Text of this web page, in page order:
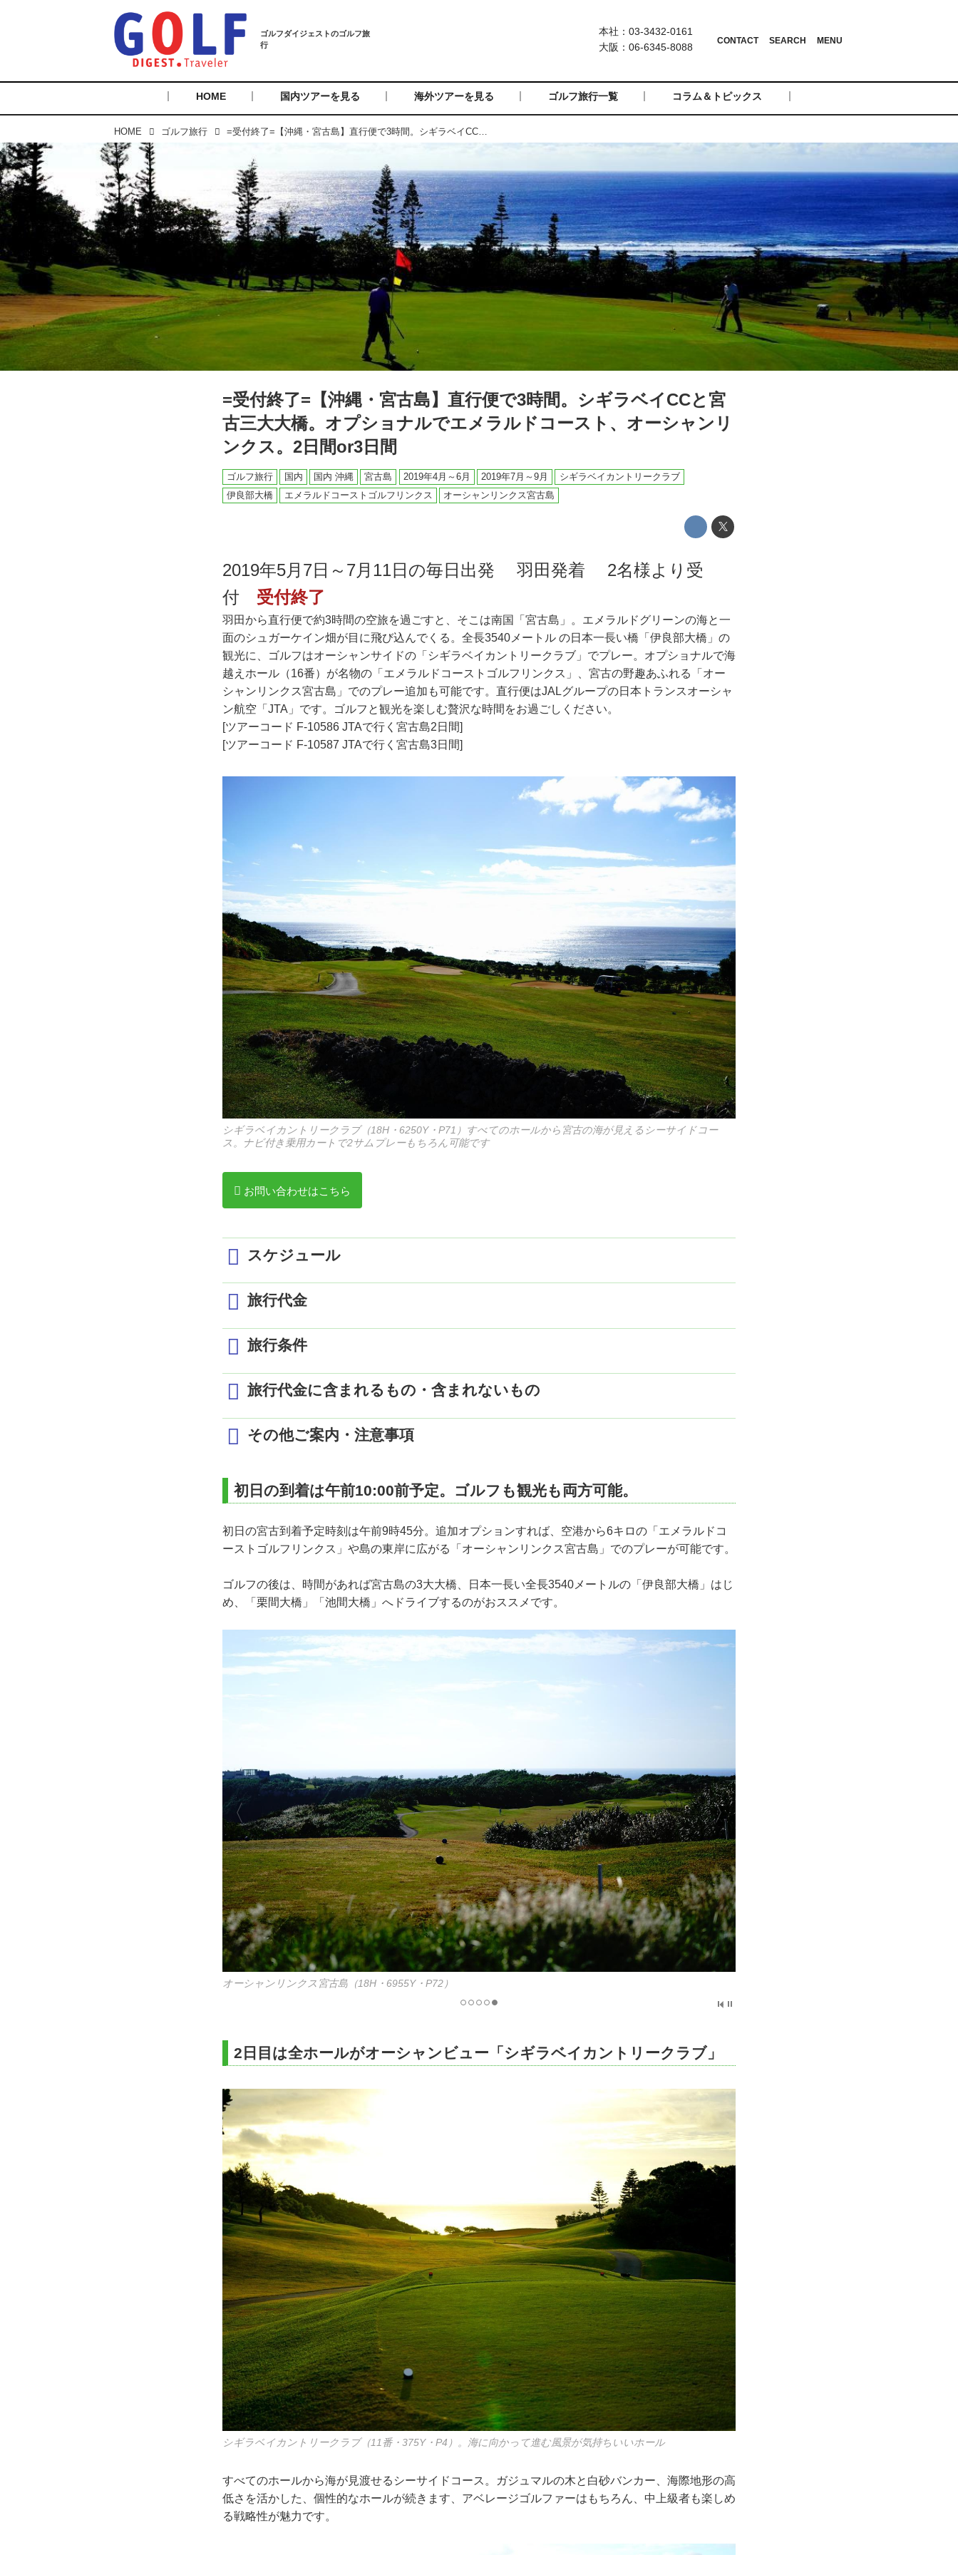
HOME 国内ツアーを見る 海外ツアーを見る ゴルフ旅行一覧 コラム＆トピックス
本社：03-3432-0161
大阪：06-6345-8088
HOME ゴルフ旅行 =受付終了=【沖縄・宮古島】直行便で3時間。シギラベイCCと宮古三大大橋。オプショナルでエメラルドコースト、オーシャンリンクス。2日間or3日間
=受付終了=【沖縄・宮古島】直行便で3時間。シギラベイCCと宮
古三大大橋。オプショナルでエメラルドコースト、オーシャンリ
ンクス。2日間or3日間
ゴルフ旅行 国内 国内 沖縄 宮古島 2019年4月～6月 2019年7月～9月
シギラベイカントリークラブ
伊良部大橋
エメラルドコーストゴルフリンクス オーシャンリンクス宮古島
2019年5月7日～7月11日の毎日出発 羽田発着 2名様より受
付 受付終了
羽田から直行便で約3時間の空旅を過ごすと、そこは南国「宮古島」。エメラルドグリーンの海と一
面のシュガーケイン畑が目に飛び込んでくる。全長3540メートル の日本一長い橋「伊良部大橋」の
観光に、ゴルフはオーシャンサイドの「シギラベイカントリークラブ」でプレー。オプショナルで海
越えホール（16番）が名物の「エメラルドコーストゴルフリンクス」、宮古の野趣あふれる「オー
シャンリンクス宮古島」でのプレー追加も可能です。直行便はJALグループの日本トランスオーシャ
ン航空「JTA」です。ゴルフと観光を楽しむ贅沢な時間をお過ごしください。
[ツアーコード F-10586 JTAで行く宮古島2日間]
[ツアーコード F-10587 JTAで行く宮古島3日間]
シギラベイカントリークラブ（18H・6250Y・P71）すべてのホールから宮古の海が見えるシーサイドコー
ス。ナビ付き乗用カートで2サムプレーもちろん可能です
お問い合わせはこちら
スケジュール
羽田(06:40)発 ✈ 宮古島(09:45)着
到着後、フリータイム。
ホテルピースアイランド宮古島市役所通り泊
朝食後、お客様各自にてゴルフ場へ。
シギラベイカントリークラブにて18Hプレー
宮古島(19:50)発 ✈ 羽田(22:25)着
3日目
朝食後、出発までフリータイム。
各自にて空港へ。
宮古島(19:50)発 ✈ 羽田(22:25)着
旅行代金
出発日／曜日 月～木 日
金・土
5/7～5/31
49,800 51,800
59,800
6/1～6/12
56,800 57,800
1名様1室利用追加代金
1,500
出発日／曜日 月～木 日
金・土
5/7～5/30
54,800 55,800
66,800
5/31～6/11
65,300 66,300
72,800
6/12～7/11
75,800 76,800
1名様1室利用追加代金
日数／クラス
Sクラス
（1300CCクラス）
WSクラス
（1800CCクラス）
同日
6,000
9,000
1泊2日
11,000
17,500
2泊3日
16,000 26,000
(単位：円)
セルフ・カート
1プレー追加代金
(単位：円)
オーシャンリンクス宮古島
セルフ・カート
平日
土・日
1プレー追加代金
7,000 9,000
(単位：円)
ホテルローカス ～全室オーシャンビュー～
人数／宿泊日
旅行条件
最少催行人員
添乗員
同行致しません
旅行代金に含まれるもの・含まれないもの
日程に記載の宿泊費・食事代
旅行代金の消費税
1名1室利用代金
現地移動費
ゴルフプレーにおける利用税・カートフィ・ロッカーフィ・基金
所定の食事以外の飲食
その他ご案内・注意事項
初日の到着は午前10:00前予定。ゴルフも観光も両方可能。
初日の宮古到着予定時刻は午前9時45分。追加オプションすれば、空港から6キロの「エメラルドコ
ーストゴルフリンクス」や島の東岸に広がる「オーシャンリンクス宮古島」でのプレーが可能です。
ゴルフの後は、時間があれば宮古島の3大大橋、日本一長い全長3540メートルの「伊良部大橋」はじ
め、「栗間大橋」「池間大橋」へドライブするのがおススメです。
宮古島とサンゴ礁の島「伊良部島」をつなぐ「伊良部大橋」
2日目は全ホールがオーシャンビュー「シギラベイカントリークラブ」
シギラベイカントリークラブ（11番・375Y・P4）。海に向かって進む風景が気持ちいいホール
すべてのホールから海が見渡せるシーサイドコース。ガジュマルの木と白砂バンカー、海際地形の高
低さを活かした、個性的なホールが続きます、アベレージゴルファーはもちろん、中上級者も楽しめ
る戦略性が魅力です。